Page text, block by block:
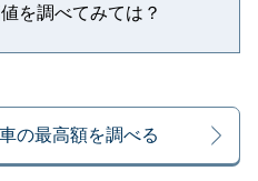
を調べてみては？
の最高額を調べる